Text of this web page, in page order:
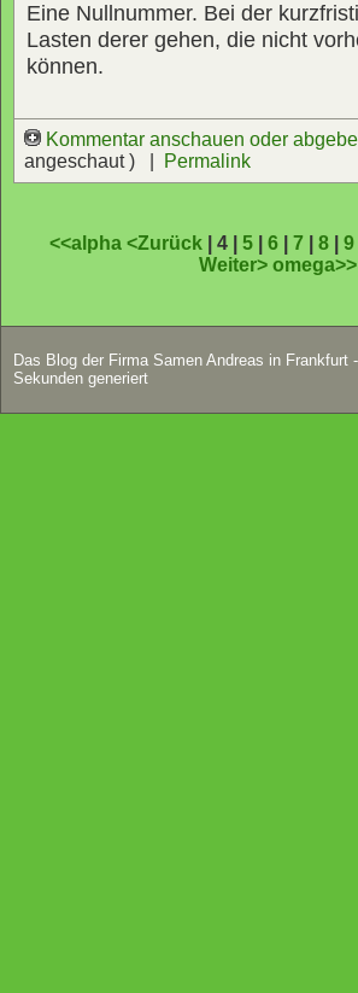
Eine Nullnummer. Bei der
Lasten derer gehen, die nicht
können.
Kommentar anschauen oder
angeschaut ) |
Permalink
<<alpha <Zurück | 4 | 5| 6| 7 8| 9|
Weiter>omega>>
Das Blog der Firma Samen Andreas in Frankfurt
Sekunden generiert